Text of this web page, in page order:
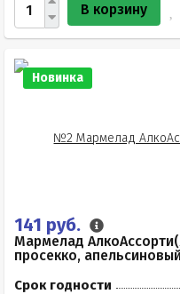
В корзину
Новинка
141 руб.
Мармелад
просекко,
Срок годности